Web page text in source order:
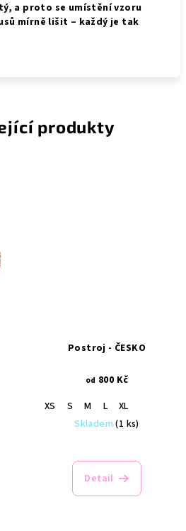
a proto se umístění vzoru
mírně lišit – každý je tak
produkty
Postroj - ČESKO
od 800 Kč
XS
S M L
XL
Skladem(1 ks)
Detail